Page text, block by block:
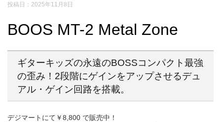
投稿日：2025年11月8日
BOOS MT-2 Metal Zone
ギターキッズの永遠のBOSSコンパクト最強
の歪み！2段階にゲインをアップさせるデュ
アル・ゲイン回路を搭載。
デジマートにて￥8,800 で販売中！